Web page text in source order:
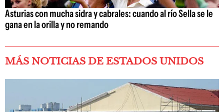
Asturias con mucha sidra y cabrales: cuando al río Sella se le
gana en la orilla y no remando
MÁS NOTICIAS DE ESTADOS UNIDOS